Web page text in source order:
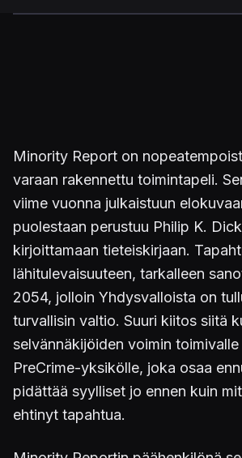
Minority Report on
varaan rakennettu toimintapeli.
viime vuonna julkaistuun
puolestaan perustuu Philip K.
kirjoittamaan tieteiskirjaan.
lähitulevaisuuteen, tarkalleen
2054, jolloin Yhdysvalloista on
turvallisin valtio. Suuri kiitos siitä
selvännäkijöiden voimin toimivalle
PreCrime-yksikölle, joka osaa
pidättää syylliset jo ennen kuin
ehtinyt tapahtua.